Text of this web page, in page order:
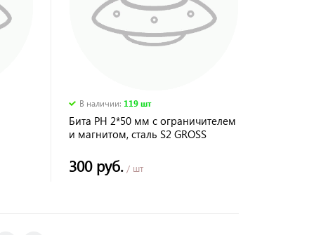
В наличии: 119 шт
Бита PH 2*50 мм с ограничителем
и магнитом, сталь S2 GROSS
300 руб. / шт